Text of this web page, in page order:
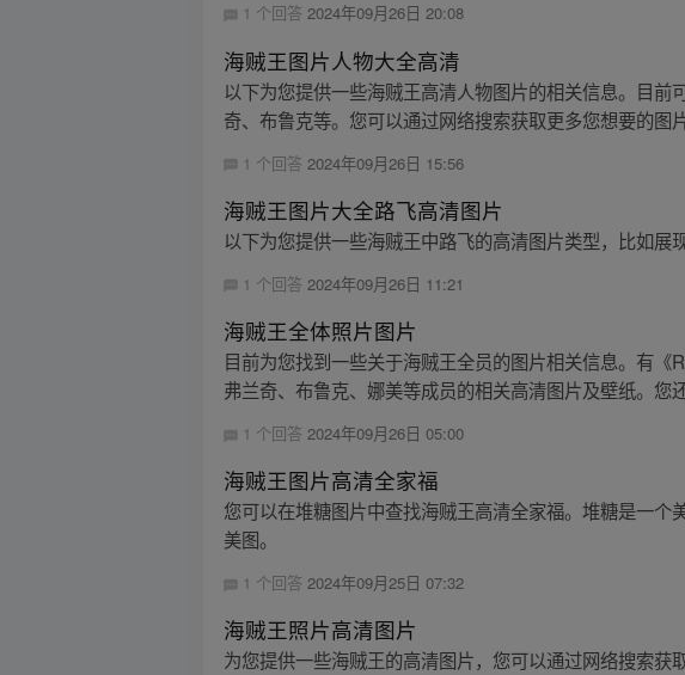
1 个回答2024年09月26日 20:08
海贼王图片人物大全高清
以下为您提供一些海贼王高清人物图片的相关信息。目
奇、布鲁克等。您可以通过网络搜索获取更多您想要的图
1 个回答 2024年09月26日 15:56
海贼王图片大全路飞高清图片
以下为您提供一些海贼王中路飞的高清图片类型，比如展
1 个回答 2024年09月26日 11:21
海贼王全体照片图片
目前为您找到一些关于海贼王全员的图片相关信息。有《
弗兰奇、布鲁克、娜美等成员的相关高清图片及壁纸。您
1 个回答2024年09月26日 05:00
海贼王图片高清全家福
您可以在堆糖图片中查找海贼王高清全家福。堆糖是一
美图。
1 个回答2024年09月25日 07:32
海贼王照片高清图片
为您提供一些海贼王的高清图片，您可以通过网络搜索获